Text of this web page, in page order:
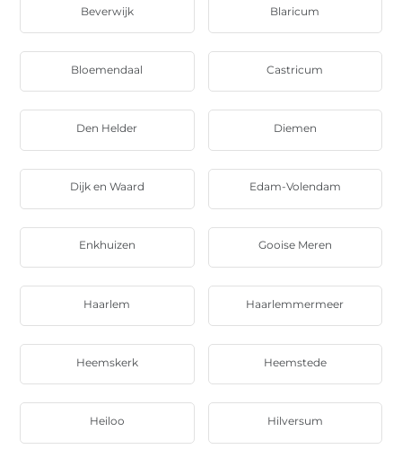
Beverwijk Blaricum
Bloemendaal Castricum
Den Helder Diemen
Dijk en Waard Edam-Volendam
Enkhuizen Gooise Meren
Haarlem Haarlemmermeer
Heemskerk Heemstede
Heiloo Hilversum